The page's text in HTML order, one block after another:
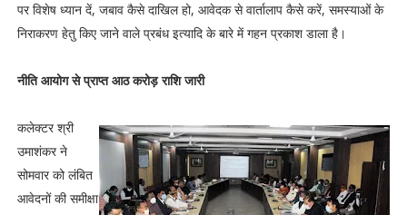
पर विशेष ध्यान दें, जबाव कैसे दाखिल हो, आवेदक से वार्तालाप कैसे करें, समस्याओं के
निराकरण हेतु किए जाने वाले प्रबंध इत्यादि के बारे में गहन प्रकाश डाला है।
नीति आयोग से प्राप्त आठ करोड़ राशि जारी
कलेक्टर श्री
उमाशंकर ने
सोमवार को लंबित
आवेदनों की समीक्षा